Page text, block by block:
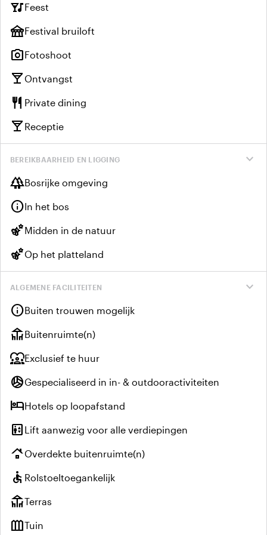
nightlifeFeest
festivalFestival bruiloft
photo_cameraFotoshoot
local_bar Ontvangst
restaurant Private dining
local_bar Receptie
expand_more
BEREIKBAARHEID EN LIGGING
forestBosrijke omgeving
infoIn het bos
emoji_natureMidden in de natuur
emoji_natureOp het platteland
expand_more
ALGEMENE FACILITEITEN
infoBuiten trouwen mogelijk
deckBuitenruimte(n)
diversity_1Exclusief te huur
sports_volleyballGespecialiseerd in in- & outdooractiviteiten
hotelHotels op loopafstand
elevator Lift aanwezig voor alle verdiepingen
roofingOverdekte buitenruimte(n)
accessible Rolstoeltoegankelijk
deckTerras
outdoor_gardenTuin